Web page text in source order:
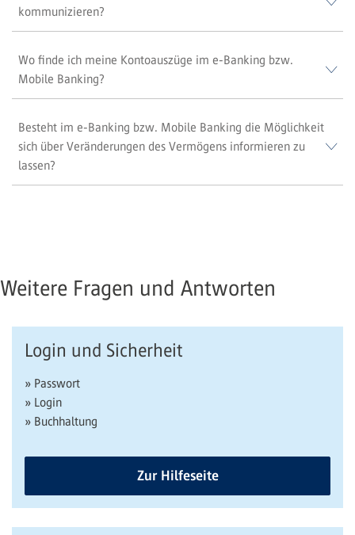
kommunizieren?
Wo finde ich meine Kontoauszüge im e-Banking bzw.
Mobile Banking?
Besteht im e-Banking bzw. Mobile Banking die Möglichkeit
sich über Veränderungen des Vermögens informieren zu
lassen?
Weitere Fragen und Antworten
Login und Sicherheit
» Passwort
» Login
» Buchhaltung
Zur Hilfeseite